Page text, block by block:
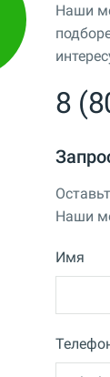
Наши
8
Наши
Имя